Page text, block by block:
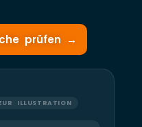
prüfen →
ILLUSTRATION